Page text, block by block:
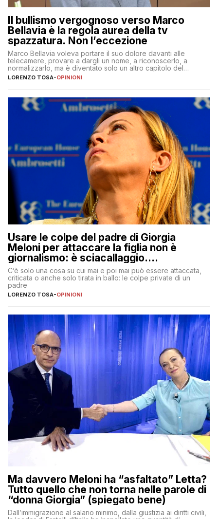
Il bullismo vergognoso verso Marco
Bellavia è la regola aurea della tv
spazzatura. Non l’eccezione
Marco Bellavia voleva portare il suo dolore davanti alle
telecamere, provare a dargli un nome, a riconoscerlo, a
normalizzarlo, ma è diventato solo un altro capitolo del
copione
LORENZO TOSA-OPINIONI
Usare le colpe del padre di Giorgia
Meloni per attaccare la figlia non è
giornalismo: è sciacallaggio.
Dimostriamo di essere diversi
C’è solo una cosa su cui mai e poi mai può essere attaccata,
criticata o anche solo tirata in ballo: le colpe private di un
padre
LORENZO TOSA-OPINIONI
Ma davvero Meloni ha “asfaltato” Letta?
Tutto quello che non torna nelle parole di
“donna Giorgia” (spiegato bene)
Dall’immigrazione al salario minimo, dalla giustizia ai diritti civili,